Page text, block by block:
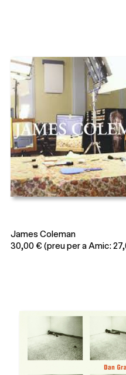
James Coleman
30,00 € (preu per a Amic: